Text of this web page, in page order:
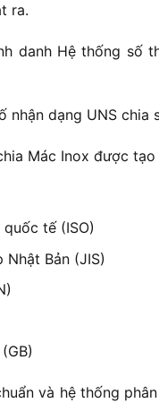
ra.
danh Hệ thống số
nhận dạng UNS
Mác Inox được
tế (ISO)
Nhật Bản (JIS)
và hệ thống